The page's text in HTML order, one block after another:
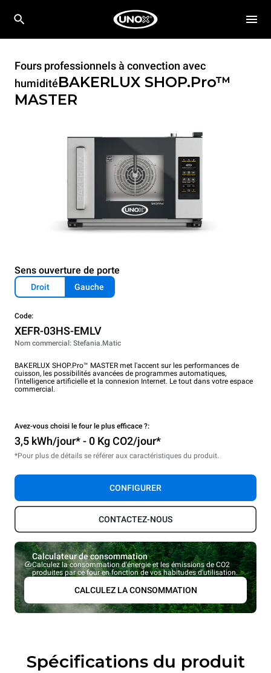
Fours professionnels à convection avec
humiditéBAKERLUX SHOP.Pro™
MASTER
Sens ouverture de porte
Droit Gauche
Code:
XEFR-03HS-EMLV
Nom commercial: Stefania.Matic
BAKERLUX SHOP.Pro™ MASTER met l'accent sur les performances de
cuisson, les possibilités avancées de programmes automatiques,
l’intelligence artificielle et la connexion Internet. Le tout dans votre espace
commercial.
Avez-vous choisi le four le plus efficace ?:
3,5 kWh/jour* - 0 Kg CO2/jour*
*Pour plus de détails se référer aux caractéristiques du produit.
CONFIGURER
CONTACTEZ-NOUS
Calculateur de consommation
Calculez la consommation d'énergie et les émissions de CO2
produites par ce four en fonction de vos habitudes d'utilisation.
CALCULEZ LA CONSOMMATION
Spécifications du produit